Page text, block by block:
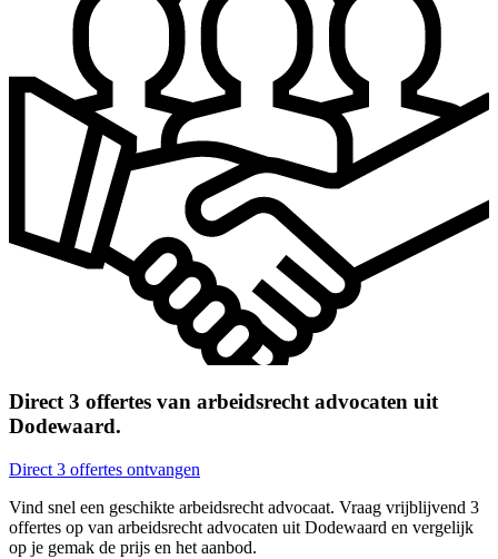
Direct 3 offertes van arbeidsrecht advocaten uit
Dodewaard.
Direct 3 offertes ontvangen
Vind snel een geschikte arbeidsrecht advocaat. Vraag vrijblijvend 3
offertes op van arbeidsrecht advocaten uit Dodewaard en vergelijk
op je gemak de prijs en het aanbod.